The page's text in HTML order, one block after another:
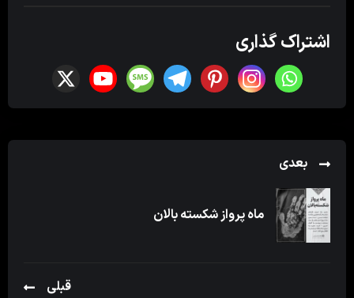
اشتراک گذاری
بعدی
ماه پرواز شکسته بالان
قبلی